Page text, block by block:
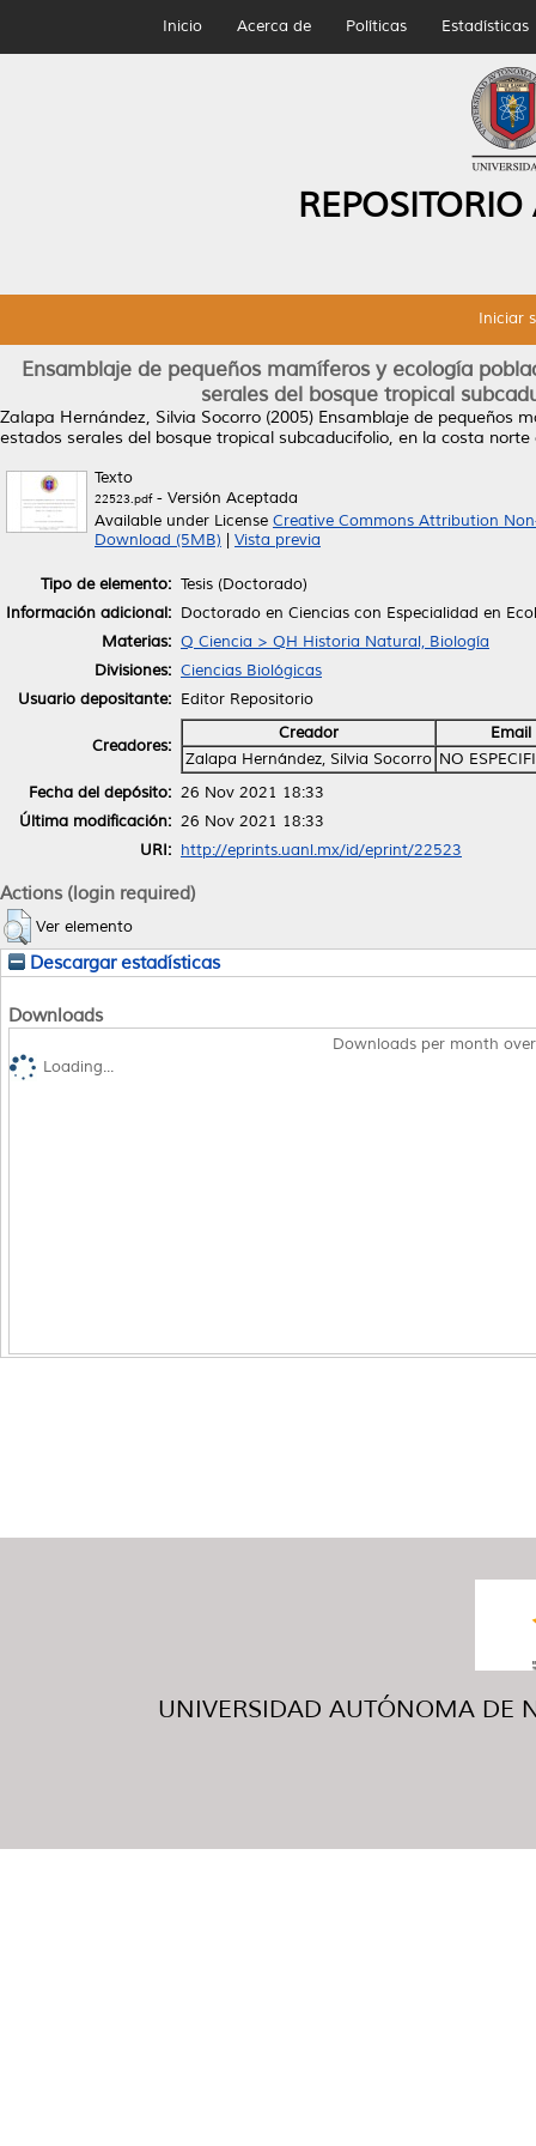
Inicio Acerca de Políticas Estadísticas
Iniciar
Ensamblaje de pequeños mamíferos y ecología
serales del bosque tropical
Zalapa Hernández, Silvia Socorro (2005) Ensamblaje de pequeños
estados serales del bosque tropical subcaducifolio, en la costa norte
Texto
22523.pdf- Versión Aceptada
Available under License Creative Commons Attribution
Download (5MB)
Vista previa
Tipo de elemento: Tesis (Doctorado)
Información adicional: Doctorado en Ciencias con Especialidad en
Materias: Q Ciencia > QH Historia Natural, Biología
Divisiones: Ciencias Biológicas
Usuario depositante: Editor Repositorio
Creadores:
Creador
Email
Zalapa Hernández, Silvia Socorro NO
Fecha del depósito: 26 Nov 2021 18:33
Última modificación: 26 Nov 2021 18:33
URI: http://eprints.uanl.mx/id/eprint/22523
Actions (login required)
Ver elemento
Descargar estadísticas
Downloads
Downloads per month
Loading...
UNIVERSIDAD AUTÓNOMA DE